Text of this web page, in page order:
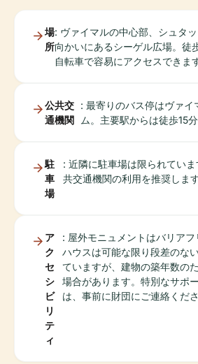
場
所
: ヴァイマルの中心部、シュタ
向かいにあるシーゲル広場。徒
自転車で容易にアクセスできます
公共交
通機関
: 最寄りのバス停はヴァイ
ム。主要駅からは徒歩15分
駐
車
場
: 近隣に駐車場は限られてい
共交通機関の利用を推奨します
ア
ク
セ
シ
ビ
リ
テ
ィ
: 屋外モニュメントはバリア
ハウスは可能な限り段差のな
ていますが、建物の築年数の
場合があります。特別なサポ
は、事前に財団にご連絡くださ